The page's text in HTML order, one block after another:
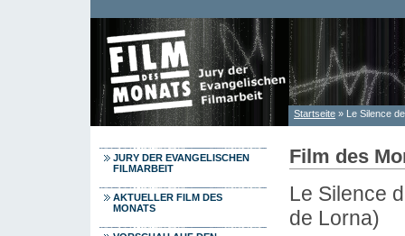
Sie sind hier
Startseite » Le Silence
JURY DER EVANGELISCHEN
FILMARBEIT
AKTUELLER FILM DES
MONATS
Film des
Le Silence
de Lorna)